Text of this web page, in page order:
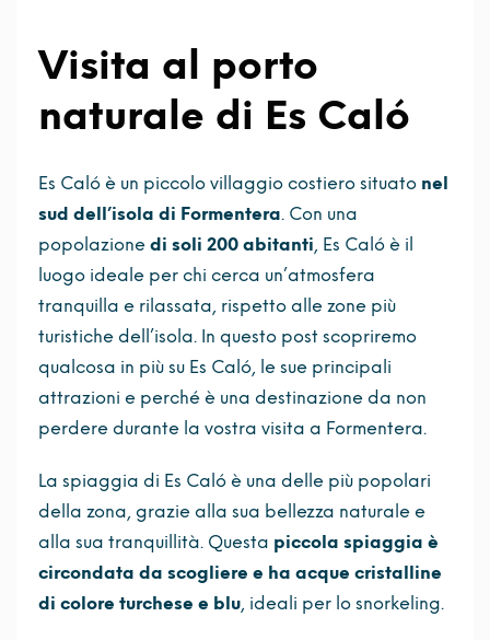
Visita al porto
naturale di Es Caló
Es Caló è un piccolo villaggio costiero situato nel
sud dell’isola di Formentera. Con una
popolazione di soli 200 abitanti, Es Caló è il
luogo ideale per chi cerca un’atmosfera
tranquilla e rilassata, rispetto alle zone più
turistiche dell’isola. In questo post scopriremo
qualcosa in più su Es Caló, le sue principali
attrazioni e perché è una destinazione da non
perdere durante la vostra visita a Formentera.
La spiaggia di Es Caló è una delle più popolari
della zona, grazie alla sua bellezza naturale e
alla sua tranquillità. Questa piccola spiaggia è
circondata da scogliere e ha acque cristalline
di colore turchese e blu, ideali per lo snorkeling.